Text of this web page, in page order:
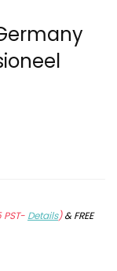
Details)&FREE